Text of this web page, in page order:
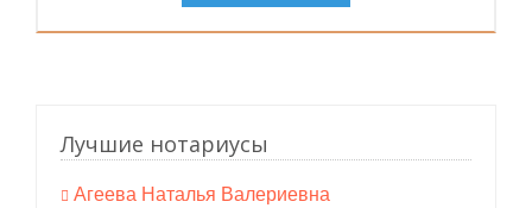
Лучшие нотариусы
Агеева Наталья Валериевна